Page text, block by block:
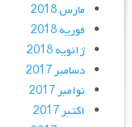
مارس 2018
فوریه 2018
ژانویه 2018
دسامبر 2017
نوامبر 2017
اکتبر 2017